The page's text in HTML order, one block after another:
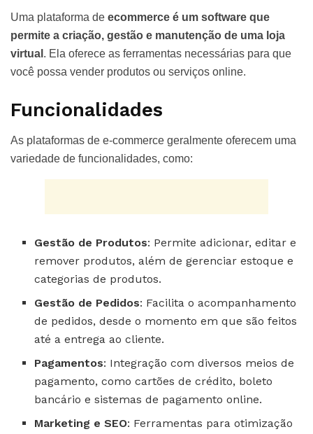
Uma plataforma de ecommerce é um software que
permite a criação, gestão e manutenção de uma loja
virtual . Ela oferece as ferramentas necessárias para que
você possa vender produtos ou serviços online.
Funcionalidades
As plataformas de e-commerce geralmente oferecem uma
variedade de funcionalidades, como:
Gestão de Produtos: Permite adicionar, editar e
remover produtos, além de gerenciar estoque e
categorias de produtos.
Gestão de Pedidos: Facilita o acompanhamento
de pedidos, desde o momento em que são feitos
até a entrega ao cliente.
Pagamentos: Integração com diversos meios de
pagamento, como cartões de crédito, boleto
bancário e sistemas de pagamento online.
Marketing e SEO: Ferramentas para otimização